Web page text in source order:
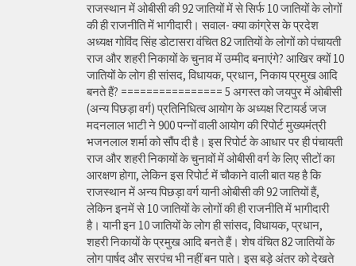
राजस्थान में ओबीसी की 92 जातियों में से सिर्फ 10 जातियों के लोगों
की ही राजनीति में भागीदारी। सवाल- क्या कांग्रेस के प्रदेश
अध्यक्ष गोविंद सिंह डोटासरा वंचित 82 जातियों के लोगों को पंचायती
राज और शहरी निकायों के चुनाव में उम्मीद बनाएंगे? आखिर क्यों 10
जातियों के लोग ही सांसद, विधायक, प्रधान, निकाय प्रमुख आदि
बनते हैं? ================ 5 अगस्त को जयपुर में ओबीसी
(अन्य पिछड़ा वर्ग) प्रतिनिधित्व आयोग के अध्यक्ष रिटायर्ड जज
मदनलाल भाटी ने 900 पन्नों वाली आयोग की रिपोर्ट मुख्यमंत्री
भजनलाल शर्मा को सौंप दी है। इस रिपोर्ट के आधार पर ही पंचायती
राज और शहरी निकायों के चुनावों में ओबीसी वर्ग के लिए सीटों का
आरक्षण होगा, लेकिन इस रिपोर्ट में चौकाने वाली बात यह है कि
राजस्थान में अन्य पिछड़ा वर्ग यानी ओबीसी की 92 जातियों हैं,
लेकिन इनमें से 10 जातियों के लोगों की ही राजनीति में भागीदारी
है। यानी इन 10 जातियों के लोग ही सांसद, विधायक, प्रधान,
शहरी निकायों के प्रमुख आदि बनते हैं। शेष वंचित 82 जातियों के
लोग पार्षद और सरपंच भी नहीं बन पाते। इस बड़े अंतर को देखते